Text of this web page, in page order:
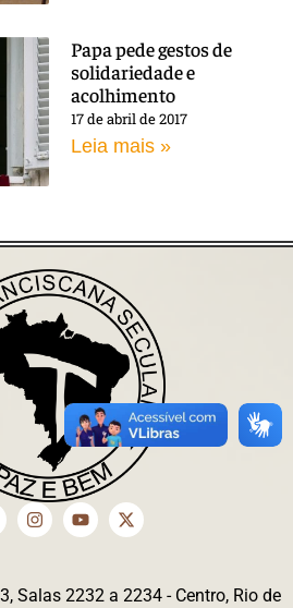
Papa pede gestos de
solidariedade e
acolhimento
17 de abril de 2017
Leia mais »
Salas 2232 a 2234 - Centro, Rio de